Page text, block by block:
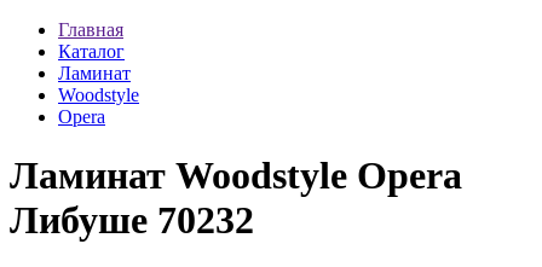
Главная
Каталог
Ламинат
Woodstyle
Opera
Ламинат Woodstyle Opera
Либуше 70232